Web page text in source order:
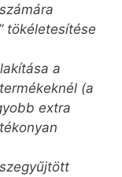
tökéletesítése
a
(a
extra